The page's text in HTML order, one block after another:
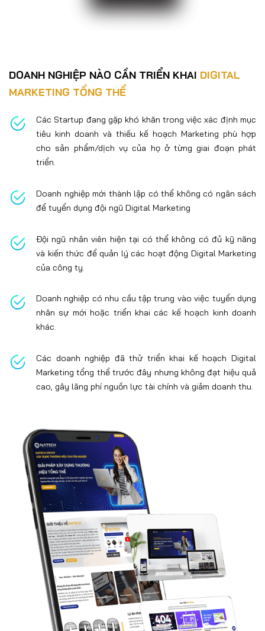
DOANH NGHIỆP NÀO CẦN TRIỂN KHAI DIGITAL
MARKETING TỔNG THỂ
Các Startup đang gặp khó khăn trong việc xác định mục
tiêu kinh doanh và thiếu kế hoạch Marketing phù hợp
cho sản phẩm/dịch vụ của họ ở từng giai đoạn phát
triển.
Doanh nghiệp mới thành lập có thể không có ngân sách
để tuyển dụng đội ngũ Digital Marketing
Đội ngũ nhân viên hiện tại có thể không có đủ kỹ năng
và kiến thức để quản lý các hoạt động Digital Marketing
của công ty.
Doanh nghiệp có nhu cầu tập trung vào việc tuyển dụng
nhân sự mới hoặc triển khai các kế hoạch kinh doanh
khác.
Các doanh nghiệp đã thử triển khai kế hoạch Digital
Marketing tổng thể trước đây nhưng không đạt hiệu quả
cao, gây lãng phí nguồn lực tài chính và giảm doanh thu.